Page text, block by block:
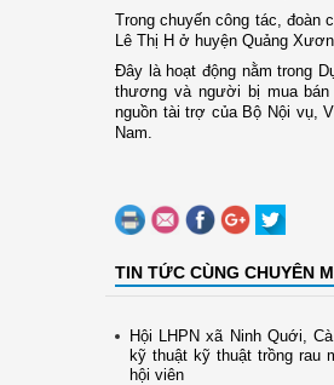
Trong chuyến công tác, đoàn
Lê Thị H ở huyện Quảng
Đây là hoạt động nằm trong
thương và người bị mua
nguồn tài trợ của Bộ Nội vụ,
Nam.
TIN TỨC CÙNG CHUYÊN
Hội LHPN xã Ninh Quới,
kỹ thuật kỹ thuật trồng rau
hội viên